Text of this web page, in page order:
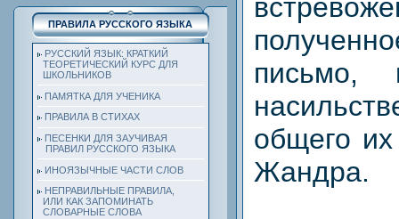
ПРАВИЛА РУССКОГО ЯЗЫКА
РУССКИЙ ЯЗЫК: КРАТКИЙ
ТЕОРЕТИЧЕСКИЙ КУРС ДЛЯ
ШКОЛЬНИКОВ
ПАМЯТКА ДЛЯ УЧЕНИКА
ПРАВИЛА В СТИХАХ
ПЕСЕНКИ ДЛЯ ЗАУЧИВАЯ
ПРАВИЛ РУССКОГО ЯЗЫКА
ИНОЯЗЫЧНЫЕ ЧАСТИ СЛОВ
НЕПРАВИЛЬНЫЕ ПРАВИЛА,
ИЛИ КАК ЗАПОМИНАТЬ
СЛОВАРНЫЕ СЛОВА
письмо,
общего их
Жандра.